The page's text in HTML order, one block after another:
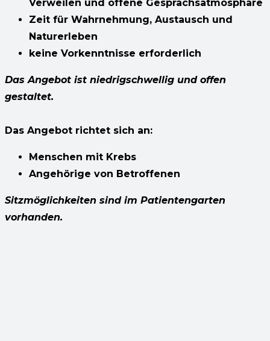
Verweilen und offene Gesprächsatmosphäre
Zeit für Wahrnehmung, Austausch und
Naturerleben
keine Vorkenntnisse erforderlich
Das Angebot ist niedrigschwellig und offen
gestaltet.
Das Angebot richtet sich an:
Menschen mit Krebs
Angehörige von Betroffenen
Sitzmöglichkeiten sind im Patientengarten
vorhanden.